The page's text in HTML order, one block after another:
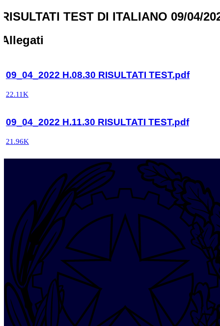
RISULTATI TEST DI ITALIANO 09/04/
Allegati
09_04_2022 H.08.30 RISULTATI TEST.pdf
22.11K
09_04_2022 H.11.30 RISULTATI TEST.pdf
21.96K